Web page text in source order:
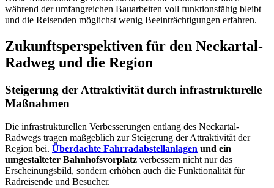
während der umfangreichen Bauarbeiten voll funktionsfähig bleibt
und die Reisenden möglichst wenig Beeinträchtigungen erfahren.
Zukunftsperspektiven für den Neckartal-
Radweg und die Region
Steigerung der Attraktivität durch infrastrukturelle
Maßnahmen
Die infrastrukturellen Verbesserungen entlang des Neckartal-
Radwegs tragen maßgeblich zur Steigerung der Attraktivität der
Region bei. Überdachte Fahrradabstellanlagen und ein
umgestalteter Bahnhofsvorplatz verbessern nicht nur das
Erscheinungsbild, sondern erhöhen auch die Funktionalität für
Radreisende und Besucher.